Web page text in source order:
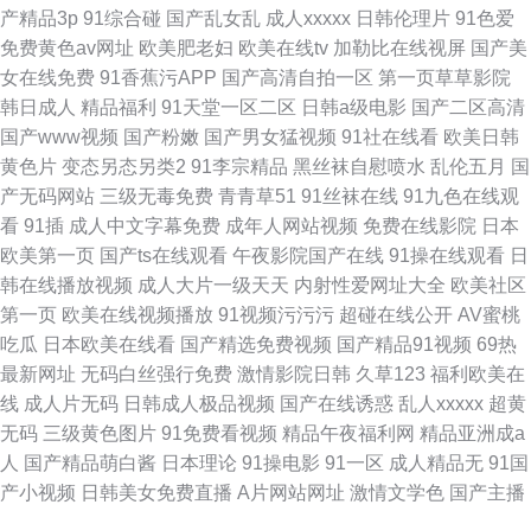
产精品3p 91综合碰 国产乱女乱 成人xxxxx 日韩伦理片 91色爱
免费黄色av网址 欧美肥老妇 欧美在线tv 加勒比在线视屏 国产美
女在线免费 91香蕉污APP 国产高清自拍一区 第一页草草影院
韩日成人 精品福利 91天堂一区二区 日韩a级电影 国产二区高清
国产www视频 国产粉嫩 国产男女猛视频 91社在线看 欧美日韩
黄色片 变态另态另类2 91李宗精品 黑丝袜自慰喷水 乱伦五月 国
产无码网站 三级无毒免费 青青草51 91丝袜在线 91九色在线观
看 91插 成人中文字幕免费 成年人网站视频 免费在线影院 日本
欧美第一页 国产ts在线观看 午夜影院国产在线 91操在线观看 日
韩在线播放视频 成人大片一级天天 内射性爱网址大全 欧美社区
第一页 欧美在线视频播放 91视频污污污 超碰在线公开 AV蜜桃
吃瓜 日本欧美在线看 国产精选免费视频 国产精品91视频 69热
最新网址 无码白丝强行免费 激情影院日韩 久草123 福利欧美在
线 成人片无码 日韩成人极品视频 国产在线诱惑 乱人xxxxx 超黄
无码 三级黄色图片 91免费看视频 精品午夜福利网 精品亚洲成a
人 国产精品萌白酱 日本理论 91操电影 91一区 成人精品无 91国
产小视频 日韩美女免费直播 A片网站网址 激情文学色 国产主播